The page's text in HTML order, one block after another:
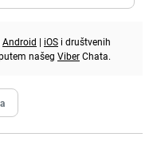
Android | iOS i društvenih
našeg ViberChata.